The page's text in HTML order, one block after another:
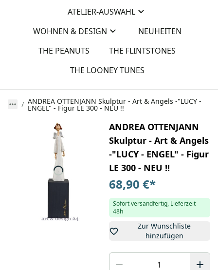
ATELIER-AUSWAHL
WOHNEN & DESIGN
NEUHEITEN
THE PEANUTS
THE FLINTSTONES
THE LOONEY TUNES
ANDREA OTTENJANN Skulptur - Art & Angels -"LUCY -
ENGEL" - Figur LE 300 - NEU !!
ANDREA OTTENJANN
Skulptur - Art & Angels
-"LUCY - ENGEL" - Figur
LE 300 - NEU !!
68,90 €*
Sofort versandfertig, Lieferzeit
48h
Zur Wunschliste
hinzufügen